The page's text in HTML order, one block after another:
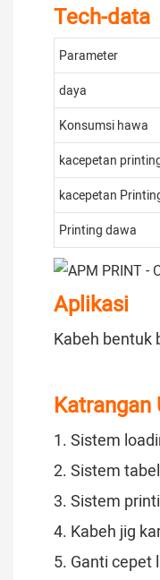
Tech-data
Parameter
daya
Konsumsi hawa
kacepetan
kacepetan
Printing dawa
Aplikasi
Kabeh bentuk
Katrangan
1. Sistem
2. Sistem
3. Sistem
4. Kabeh jig
5. Ganti